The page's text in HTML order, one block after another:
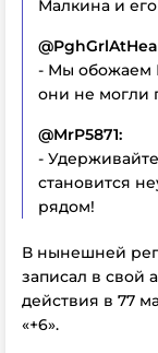
Малкина и
- Мы обожаем
они не могли
@MrP5871:
-
становится
рядом!
В нынешней
записал в свой
действия в 77
«+6».